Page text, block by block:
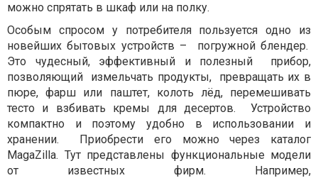
можно спрятать в шкаф или на полку.
Особым спросом у потребителя пользуется одно из
новейших бытовых устройств – погружной блендер.
Это чудесный, эффективный и полезный прибор,
позволяющий измельчать продукты, превращать их в
пюре, фарш или паштет, колоть лёд, перемешивать
тесто и взбивать кремы для десертов. Устройство
компактно и поэтому удобно в использовании и
хранении. Приобрести его можно через каталог
MagaZilla. Тут представлены функциональные модели
от известных фирм. Например,